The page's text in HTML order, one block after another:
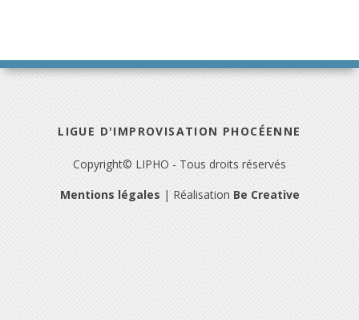
LIGUE D'IMPROVISATION PHOCÉENNE
Copyright© LIPHO - Tous droits réservés
Mentions légales | Réalisation Be Creative